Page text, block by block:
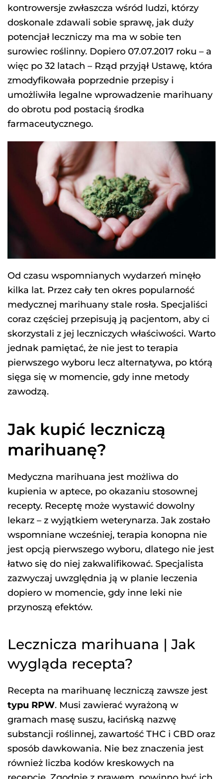
kontrowersje zwłaszcza wśród ludzi, którzy
doskonale zdawali sobie sprawę, jak duży
potencjał leczniczy ma ma w sobie ten
surowiec roślinny. Dopiero 07.07.2017 roku – a
więc po 32 latach – Rząd przyjął Ustawę, która
zmodyfikowała poprzednie przepisy i
umożliwiła legalne wprowadzenie marihuany
do obrotu pod postacią środka
farmaceutycznego.
Od czasu wspomnianych wydarzeń minęło
kilka lat. Przez cały ten okres popularność
medycznej marihuany stale rosła. Specjaliści
coraz częściej przepisują ją pacjentom, aby ci
skorzystali z jej leczniczych właściwości. Warto
jednak pamiętać, że nie jest to terapia
pierwszego wyboru lecz alternatywa, po którą
sięga się w momencie, gdy inne metody
zawodzą.
Jak kupić leczniczą
marihuanę?
Medyczna marihuana jest możliwa do
kupienia w aptece, po okazaniu stosownej
recepty. Receptę może wystawić dowolny
lekarz – z wyjątkiem weterynarza. Jak zostało
wspomniane wcześniej, terapia konopna nie
jest opcją pierwszego wyboru, dlatego nie jest
łatwo się do niej zakwalifikować. Specjalista
zazwyczaj uwzględnia ją w planie leczenia
dopiero w momencie, gdy inne leki nie
przynoszą efektów.
Lecznicza marihuana | Jak
wygląda recepta?
Recepta na marihuanę leczniczą zawsze jest
typu RPW. Musi zawierać wyrażoną w
gramach masę suszu, łacińską nazwę
substancji roślinnej, zawartość THC i CBD oraz
sposób dawkowania. Nie bez znaczenia jest
również liczba kodów kreskowych na